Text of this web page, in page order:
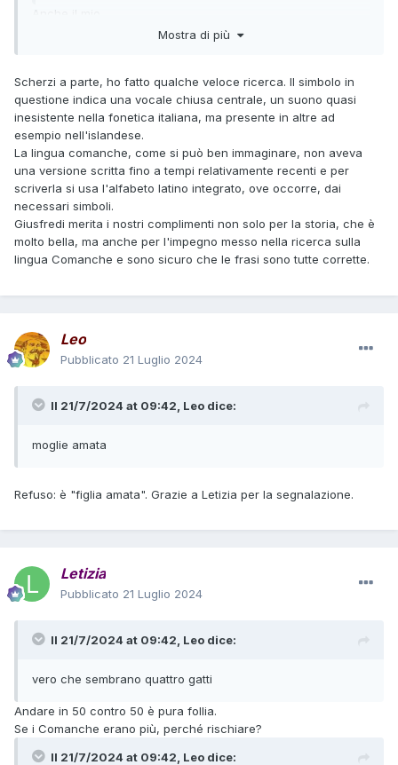
Ma io ho un motivo valido: sono 150 anni che non lo parlo.
Mostra di più
Scherzi a parte, ho fatto qualche veloce ricerca. Il simbolo in
questione indica una vocale chiusa centrale, un suono quasi
inesistente nella fonetica italiana, ma presente in altre ad
esempio nell'islandese.
La lingua comanche, come si può ben immaginare, non aveva
una versione scritta fino a tempi relativamente recenti e per
scriverla si usa l'alfabeto latino integrato, ove occorre, dai
necessari simboli.
Giusfredi merita i nostri complimenti non solo per la storia, che è
molto bella, ma anche per l'impegno messo nella ricerca sulla
lingua Comanche e sono sicuro che le frasi sono tutte corrette.
Leo
Pubblicato 21 Luglio 2024
Il 21/7/2024 at 09:42, Leo dice:
moglie amata
Refuso: è "figlia amata". Grazie a Letizia per la segnalazione.
Letizia
Pubblicato 21 Luglio 2024
Il 21/7/2024 at 09:42, Leo dice:
vero che sembrano quattro gatti
Andare in 50 contro 50 è pura follia.
Se i Comanche erano più, perché rischiare?
Il 21/7/2024 at 09:42, Leo dice: